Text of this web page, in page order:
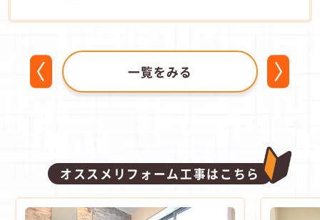
一覧をみる
オススメリフォーム工事はこちら